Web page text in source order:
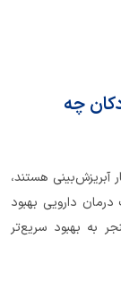
چه
آبریزش‌بینی هستند،
دارویی بهبود
به بهبود سریع‌تر